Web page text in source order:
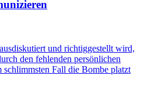
und richtiggestellt wird,
den fehlenden persönlichen
Fall die Bombe platzt